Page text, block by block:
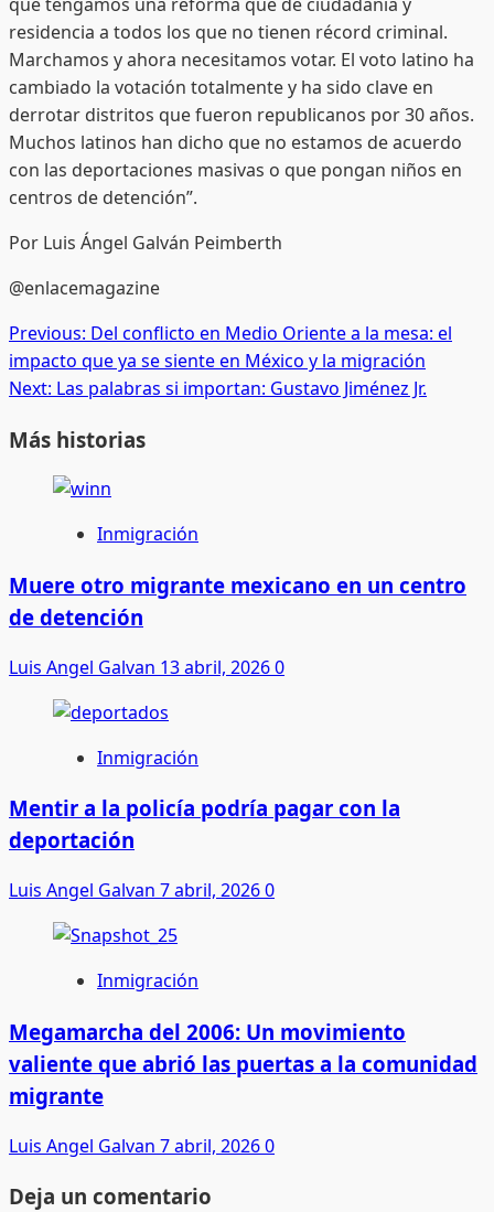
residencia a todos los que no tienen récord criminal.
Marchamos y ahora necesitamos votar. El voto latino ha
cambiado la votación totalmente y ha sido clave en
derrotar distritos que fueron republicanos por 30 años.
Muchos latinos han dicho que no estamos de acuerdo
con las deportaciones masivas o que pongan niños en
centros de detención”.
Por Luis Ángel Galván Peimberth
@enlacemagazine
Post
navigation
Previous: Del conflicto en Medio Oriente a la mesa: el
impacto que ya se siente en México y la migración
Next: Las palabras si importan: Gustavo Jiménez Jr.
Más historias
Inmigración
Muere otro migrante mexicano en un centro
de detención
Luis Angel Galvan 13 abril, 20260
Inmigración
Mentir a la policía podría pagar con la
deportación
Luis Angel Galvan 7 abril, 20260
Inmigración
Megamarcha del 2006: Un movimiento
valiente que abrió las puertas a la comunidad
migrante
Luis Angel Galvan 7 abril, 20260
Deja un comentario